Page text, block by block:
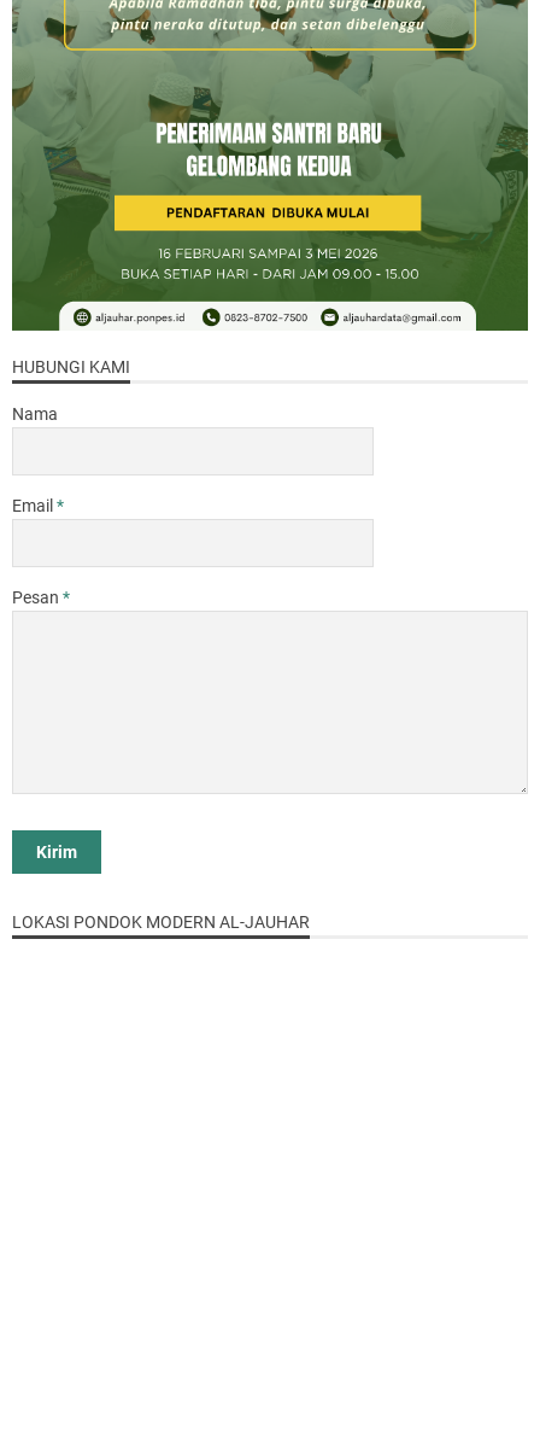
HUBUNGI KAMI
Nama
Email*
Pesan *
LOKASI PONDOK MODERN AL-JAUHAR